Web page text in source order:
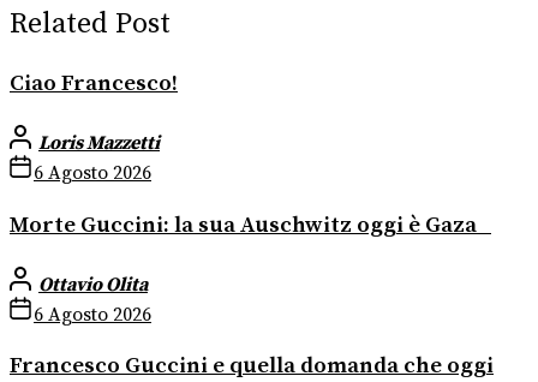
Related Post
Ciao Francesco!
Loris Mazzetti
6 Agosto 2026
Morte Guccini: la sua Auschwitz oggi è Gaza
Ottavio Olita
6 Agosto 2026
Francesco Guccini e quella domanda che oggi